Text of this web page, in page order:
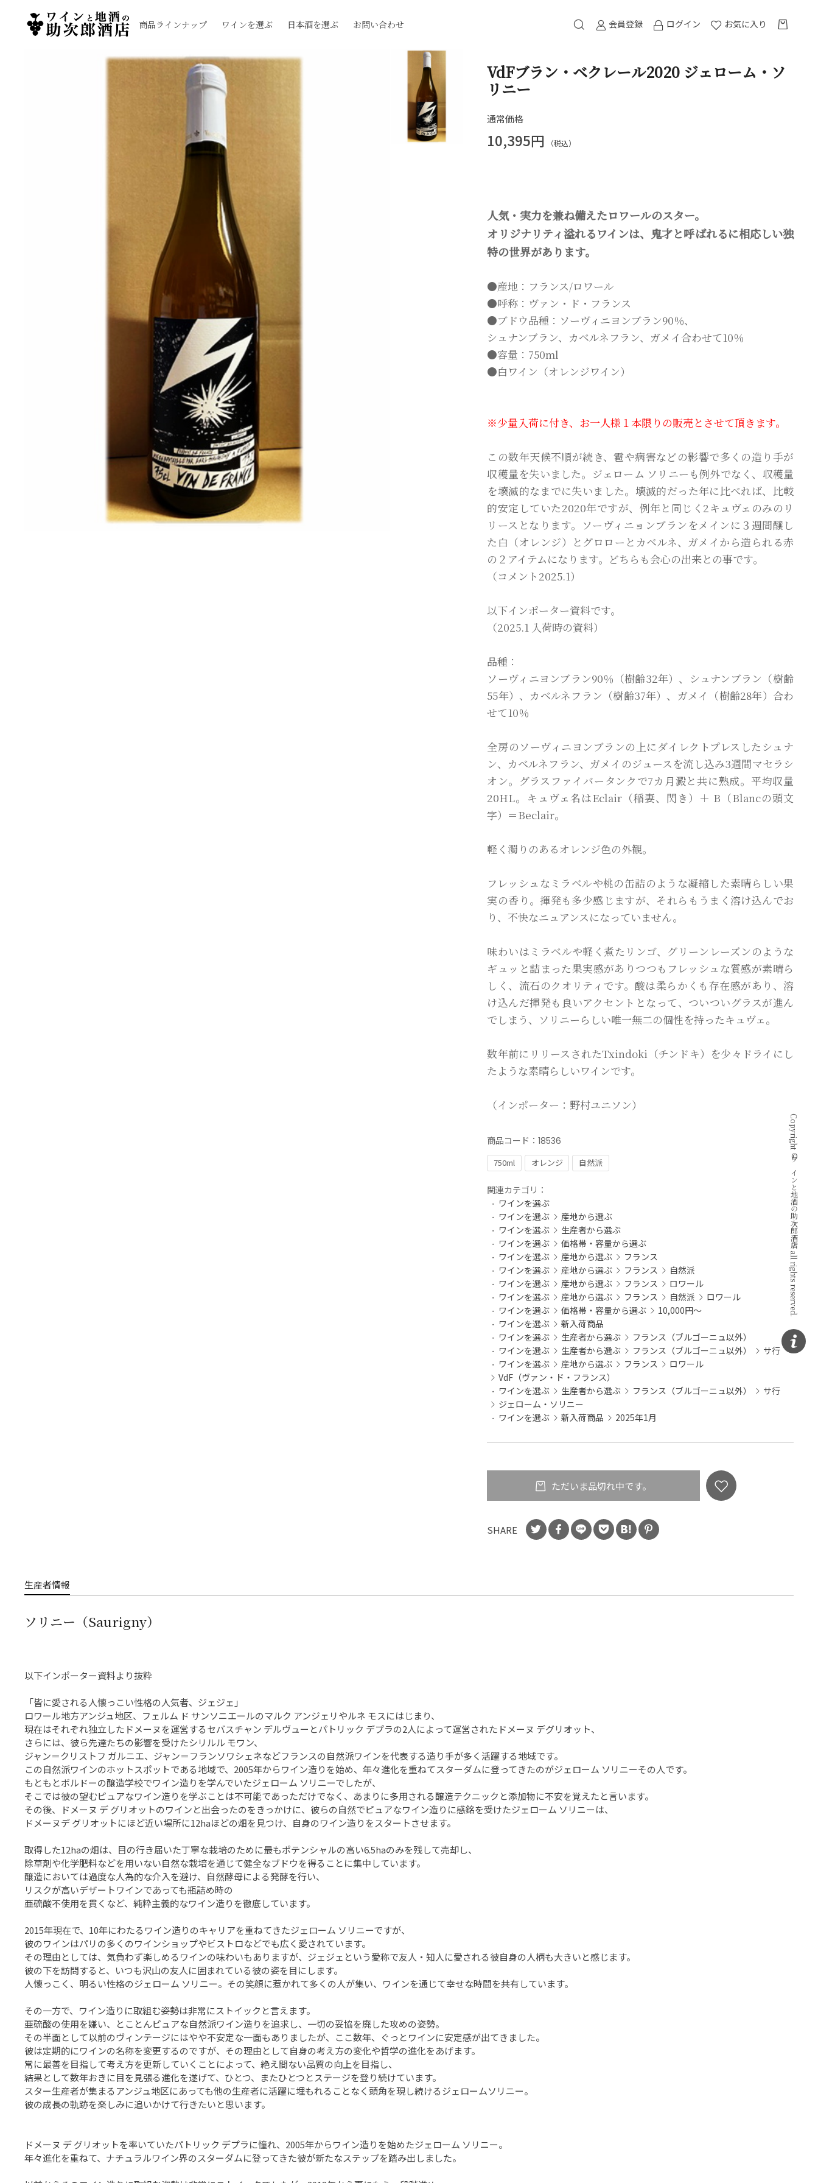
商品ラインナップ ワインを選ぶ 日本酒を選ぶ お問い合わせ 会員登録 ログイン お気に入り
VdFブラン・ベクレール2020 ジェローム・ソ
リニー
通常価格
10,395円 （税込）
人気・実力を兼ね備えたロワールのスター。
オリジナリティ溢れるワインは、鬼才と呼ばれるに相応しい独
特の世界があります。
●産地：フランス/ロワール
●呼称：ヴァン・ド・フランス
●ブドウ品種：ソーヴィニヨンブラン90％、
シュナンブラン、カベルネフラン、ガメイ合わせて10％
●容量：750ml
●白ワイン（オレンジワイン）
※少量入荷に付き、お一人様１本限りの販売とさせて頂きます。
この数年天候不順が続き、雹や病害などの影響で多くの造り手が
収穫量を失いました。ジェローム ソリニーも例外でなく、収穫量
を壊滅的なまでに失いました。壊滅的だった年に比べれば、比較
的安定していた2020年ですが、例年と同じく2キュヴェのみのリ
リースとなります。ソーヴィニョンブランをメインに３週間醸し
た白（オレンジ）とグロローとカベルネ、ガメイから造られる赤
の２アイテムになります。どちらも会心の出来との事です。
（コメント2025.1）
以下インポーター資料です。
（2025.1 入荷時の資料）
品種：
ソーヴィニヨンブラン90％（樹齢32年）、シュナンブラン（樹齢
55年）、カベルネフラン（樹齢37年）、ガメイ（樹齢28年）合わ
せて10％
全房のソーヴィニヨンブランの上にダイレクトプレスしたシュナ
ン、カベルネフラン、ガメイのジュースを流し込み3週間マセラシ
オン。グラスファイバータンクで7カ月澱と共に熟成。平均収量
20HL。キュヴェ名はEclair（稲妻、閃き）＋ B（Blancの頭文
字）＝Beclair。
軽く濁りのあるオレンジ色の外観。
フレッシュなミラベルや桃の缶詰のような凝縮した素晴らしい果
実の香り。揮発も多少感じますが、それらもうまく溶け込んでお
り、不快なニュアンスになっていません。
味わいはミラベルや軽く煮たリンゴ、グリーンレーズンのような
ギュッと詰まった果実感がありつつもフレッシュな質感が素晴ら
しく、流石のクオリティです。酸は柔らかくも存在感があり、溶
け込んだ揮発も良いアクセントとなって、ついついグラスが進ん
でしまう、ソリニーらしい唯一無二の個性を持ったキュヴェ。
数年前にリリースされたTxindoki（チンドキ）を少々ドライにし
たような素晴らしいワインです。
（インポーター：野村ユニソン）
商品コード：18536
750ml オレンジ 自然派
関連カテゴリ：
ワインを選ぶ
ワインを選ぶ
産地から選ぶ
ワインを選ぶ
生産者から選ぶ
ワインを選ぶ
価格帯・容量から選ぶ
ワインを選ぶ
産地から選ぶ
フランス
ワインを選ぶ
産地から選ぶ フランス
自然派
ワインを選ぶ
産地から選ぶ フランス
ロワール
ワインを選ぶ
産地から選ぶ フランス 自然派
ロワール
ワインを選ぶ
価格帯・容量から選ぶ
10,000円～
ワインを選ぶ
新入荷商品
ワインを選ぶ
生産者から選ぶ
フランス（ブルゴーニュ以外）
ワインを選ぶ
生産者から選ぶ フランス（ブルゴーニュ以外）
サ行
ワインを選ぶ
産地から選ぶ フランス
ロワール
VdF（ヴァン・ド・フランス）
ワインを選ぶ
生産者から選ぶ フランス（ブルゴーニュ以外）
サ行
ジェローム・ソリニー
ワインを選ぶ
新入荷商品 2025年1月
ただいま品切れ中です。
SHARE
生産者情報
ソリニー（Saurigny）
以下インポーター資料より抜粋
「皆に愛される人懐っこい性格の人気者、ジェジェ」
ロワール地方アンジュ地区、フェルム ド サンソニエールのマルク アンジェリやルネ モスにはじまり、
現在はそれぞれ独立したドメーヌを運営するセバスチャン デルヴューとパトリック デプラの2人によって運営されたドメーヌ デグリオット、
さらには、彼ら先達たちの影響を受けたシリルル モワン、
ジャン＝クリストフ ガルニエ、ジャン＝フランソワシェネなどフランスの自然派ワインを代表する造り手が多く活躍する地域です。
この自然派ワインのホットスポットである地域で、2005年からワイン造りを始め、年々進化を重ねてスターダムに登ってきたのがジェローム ソリニーその人です。
もともとボルドーの醸造学校でワイン造りを学んでいたジェローム ソリニーでしたが、
そこでは彼の望むピュアなワイン造りを学ぶことは不可能であっただけでなく、あまりに多用される醸造テクニックと添加物に不安を覚えたと言います。
その後、ドメーヌ デ グリオットのワインと出会ったのをきっかけに、彼らの自然でピュアなワイン造りに感銘を受けたジェローム ソリニーは、
ドメーヌデ グリオットにほど近い場所に12haほどの畑を見つけ、自身のワイン造りをスタートさせます。
取得した12haの畑は、目の行き届いた丁寧な栽培のために最もポテンシャルの高い6.5haのみを残して売却し、
除草剤や化学肥料などを用いない自然な栽培を通じて健全なブドウを得ることに集中しています。
醸造においては過度な人為的な介入を避け、自然酵母による発酵を行い、
リスクが高いデザートワインであっても瓶詰め時の
亜硫酸不使用を貫くなど、純粋主義的なワイン造りを徹底しています。
2015年現在で、10年にわたるワイン造りのキャリアを重ねてきたジェローム ソリニーですが、
彼のワインはパリの多くのワインショップやビストロなどでも広く愛されています。
その理由としては、気負わず楽しめるワインの味わいもありますが、ジェジェという愛称で友人・知人に愛される彼自身の人柄も大きいと感じます。
彼の下を訪問すると、いつも沢山の友人に囲まれている彼の姿を目にします。
人懐っこく、明るい性格のジェローム ソリニー。その笑顔に惹かれて多くの人が集い、ワインを通じて幸せな時間を共有しています。
その一方で、ワイン造りに取組む姿勢は非常にストイックと言えます。
亜硫酸の使用を嫌い、とことんピュアな自然派ワイン造りを追求し、一切の妥協を廃した攻めの姿勢。
その半面として以前のヴィンテージにはやや不安定な一面もありましたが、ここ数年、ぐっとワインに安定感が出てきました。
彼は定期的にワインの名称を変更するのですが、その理由として自身の考え方の変化や哲学の進化をあげます。
常に最善を目指して考え方を更新していくことによって、絶え間ない品質の向上を目指し、
結果として数年おきに目を見張る進化を遂げて、ひとつ、またひとつとステージを登り続けています。
スター生産者が集まるアンジュ地区にあっても他の生産者に活躍に埋もれることなく頭角を現し続けるジェロームソリニー。
彼の成長の軌跡を楽しみに追いかけて行きたいと思います。
ドメーヌ デ グリオットを率いていたパトリック デプラに憧れ、2005年からワイン造りを始めたジェローム ソリニー。
年々進化を重ねて、ナチュラルワイン界のスターダムに登ってきた彼が新たなステップを踏み出しました。
Copyright © ワインと地酒の助次郎酒店 all rights reserved.